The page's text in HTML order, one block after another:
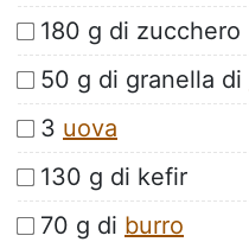
180 g di zucchero
50 g di granella di
3 uova
130 g di kefir
70 g di burro